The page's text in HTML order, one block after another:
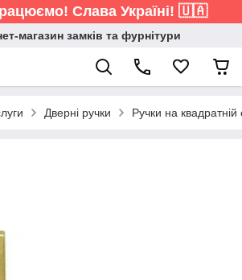
Слава Україні! 🇺🇦
магазин замків та фурнітури
Дверні ручки Ручки на квадратній